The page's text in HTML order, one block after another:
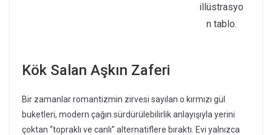
illüstrasyo
n tablo.
Kök Salan Aşkın Zaferi
Bir zamanlar romantizmin zirvesi sayılan o kırmızı gül
buketleri, modern çağın sürdürülebilirlik anlayışıyla yerini
çoktan “topraklı ve canlı” alternatiflere bıraktı. Evi yalnızca